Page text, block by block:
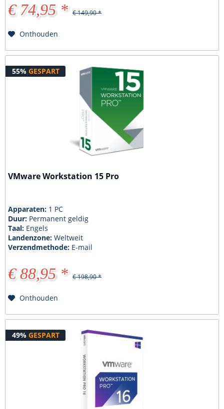
€ 74,95 * € 149,90 *
Onthouden
55% GESPART
VMware Workstation 15 Pro
Apparaten: 1 PC
Duur: Permanent geldig
Taal: Engels
Landenzone:Weltweit
Verzendmethode: E-mail
€ 88,95 * € 198,90 *
Onthouden
49% GESPART